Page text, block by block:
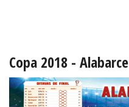
Copa 2018 - Alabarce